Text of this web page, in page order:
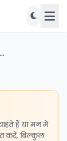
कल्याण मंदिर स्तोत्र - Kalyan Mandir Stotra Hindi PDF
हैं या मन में
करें, बिल्कुल